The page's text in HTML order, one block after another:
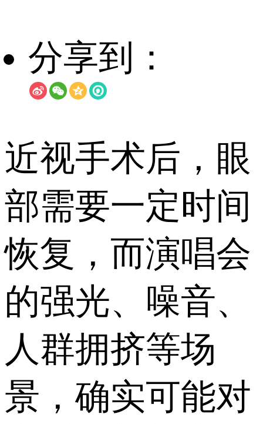
分享到：
近视手术后，眼
部需要一定时间
恢复，而演唱会
的强光、噪音、
人群拥挤等场
景，确实可能对